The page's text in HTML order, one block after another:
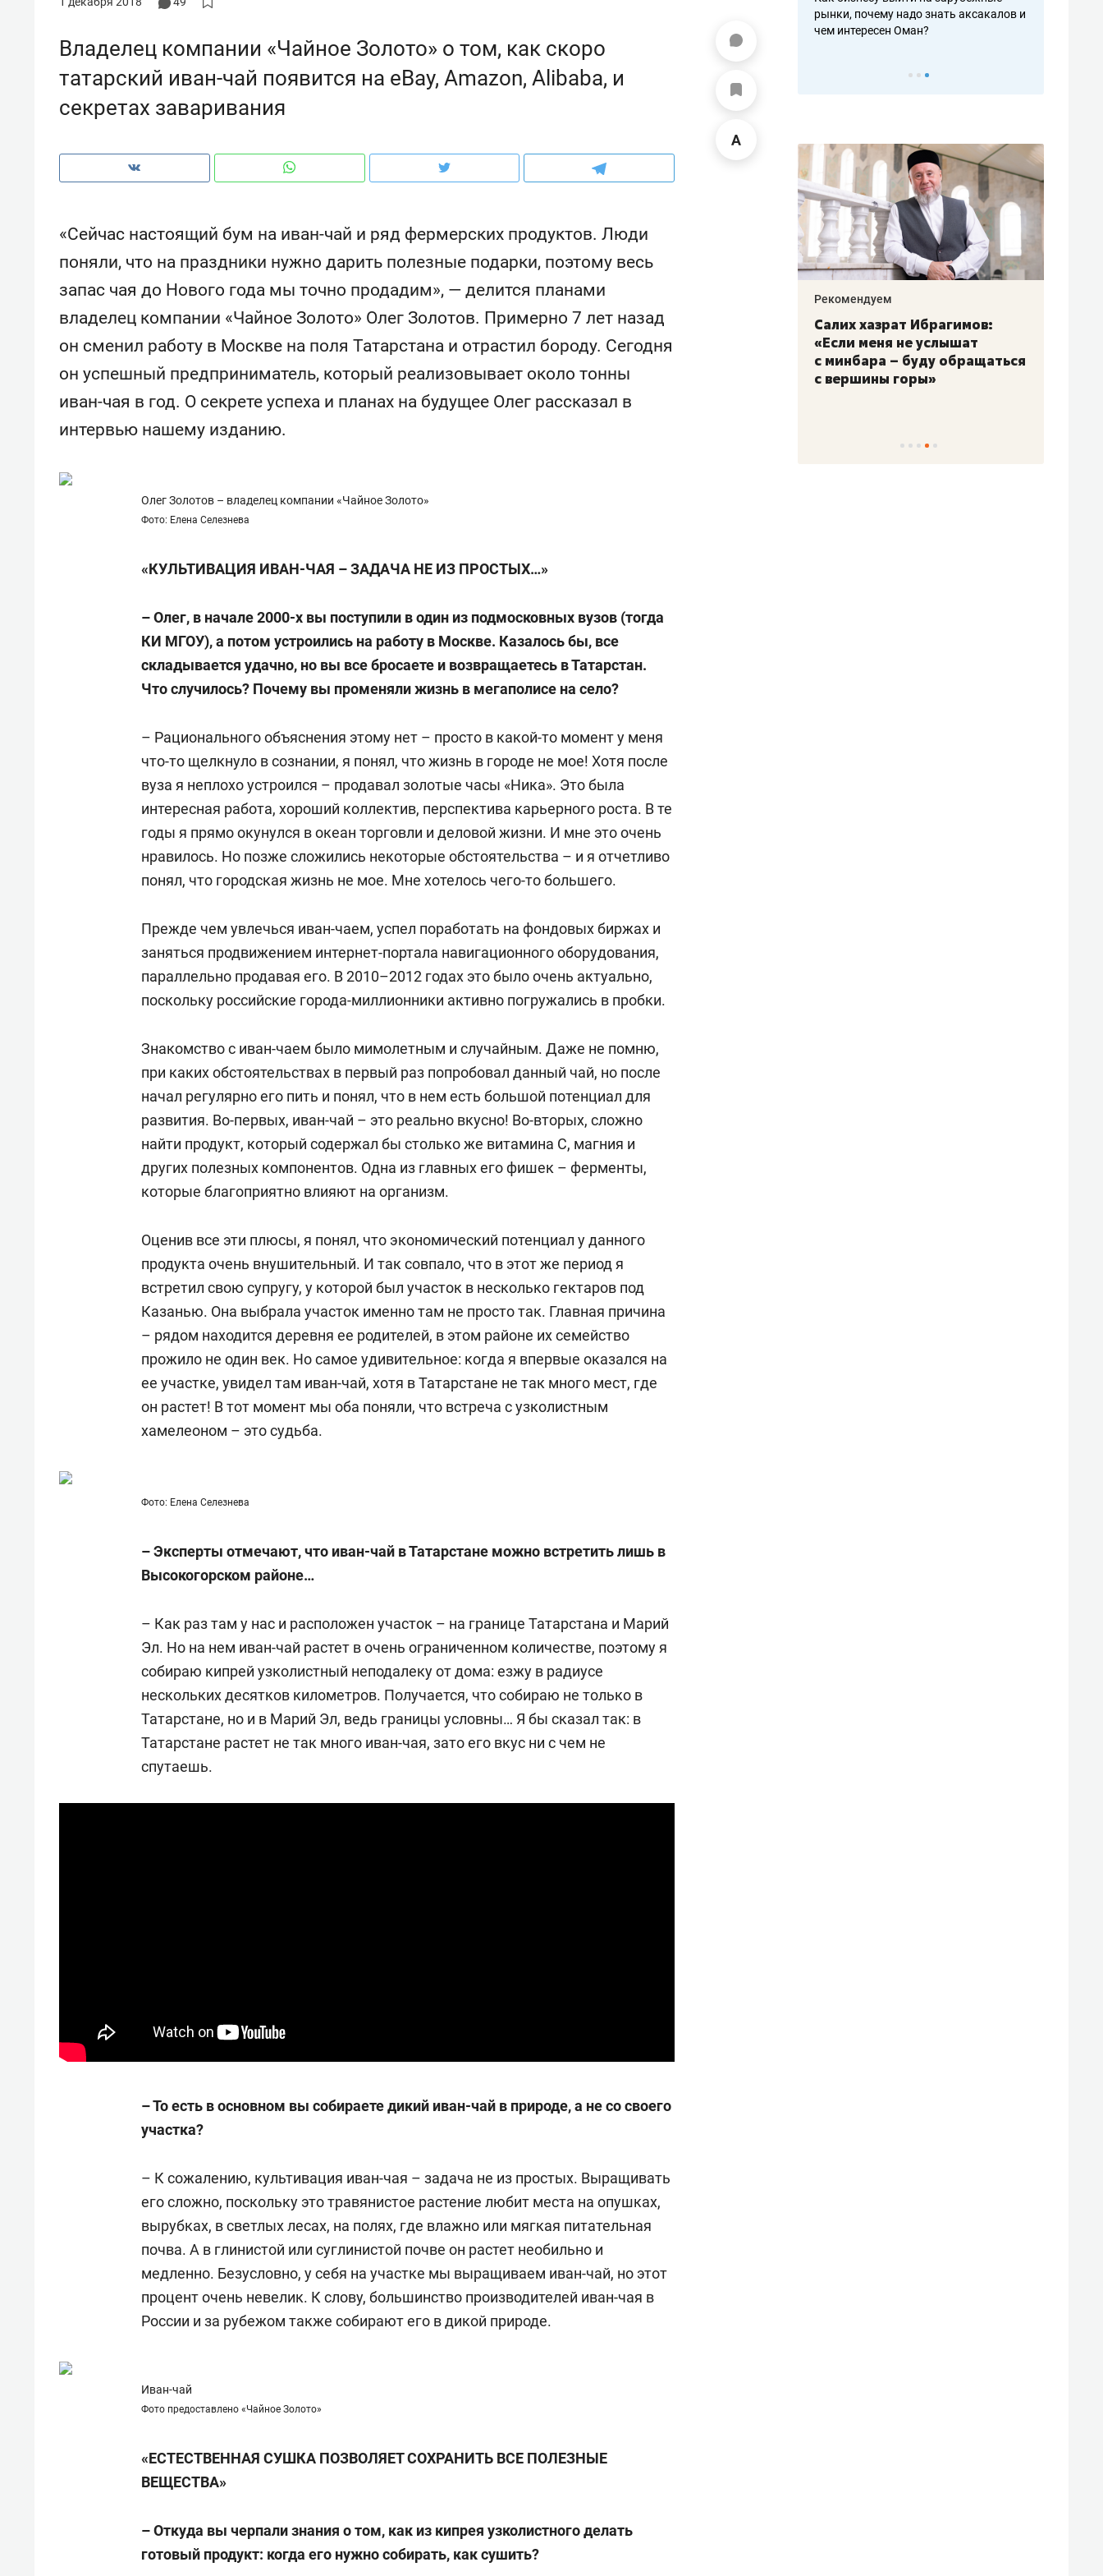
Владелец компании «Чайное Золото» о том, как скоро
татарский иван-чай появится на eBay, Amazon, Alibaba, и
секретах заваривания
«Сейчас настоящий бум на иван-чай и ряд фермерских продуктов. Люди
поняли, что на праздники нужно дарить полезные подарки, поэтому весь
запас чая до Нового года мы точно продадим», — делится планами
владелец компании «Чайное Золото» Олег Золотов. Примерно 7 лет назад
он сменил работу в Москве на поля Татарстана и отрастил бороду. Сегодня
он успешный предприниматель, который реализовывает около тонны
иван-чая в год. О секрете успеха и планах на будущее Олег рассказал в
интервью нашему изданию.
Олег Золотов – владелец компании «Чайное Золото»
Фото: Елена Селезнева
«КУЛЬТИВАЦИЯ ИВАН-ЧАЯ – ЗАДАЧА НЕ ИЗ ПРОСТЫХ…»
– Олег, в начале 2000-х вы поступили в один из подмосковных вузов (тогда
КИ МГОУ), а потом устроились на работу в Москве. Казалось бы, все
складывается удачно, но вы все бросаете и возвращаетесь в Татарстан.
Что случилось? Почему вы променяли жизнь в мегаполисе на село?
– Рационального объяснения этому нет – просто в какой-то момент у меня
что-то щелкнуло в сознании, я понял, что жизнь в городе не мое! Хотя после
вуза я неплохо устроился – продавал золотые часы «Ника». Это была
интересная работа, хороший коллектив, перспектива карьерного роста. В те
годы я прямо окунулся в океан торговли и деловой жизни. И мне это очень
нравилось. Но позже сложились некоторые обстоятельства – и я отчетливо
понял, что городская жизнь не мое. Мне хотелось чего-то большего.
Прежде чем увлечься иван-чаем, успел поработать на фондовых биржах и
заняться продвижением интернет-портала навигационного оборудования,
параллельно продавая его. В 2010–2012 годах это было очень актуально,
поскольку российские города-миллионники активно погружались в пробки.
Знакомство с иван-чаем было мимолетным и случайным. Даже не помню,
при каких обстоятельствах в первый раз попробовал данный чай, но после
начал регулярно его пить и понял, что в нем есть большой потенциал для
развития. Во-первых, иван-чай – это реально вкусно! Во-вторых, сложно
найти продукт, который содержал бы столько же витамина C, магния и
других полезных компонентов. Одна из главных его фишек – ферменты,
которые благоприятно влияют на организм.
Оценив все эти плюсы, я понял, что экономический потенциал у данного
продукта очень внушительный. И так совпало, что в этот же период я
встретил свою супругу, у которой был участок в несколько гектаров под
Казанью. Она выбрала участок именно там не просто так. Главная причина
– рядом находится деревня ее родителей, в этом районе их семейство
прожило не один век. Но самое удивительное: когда я впервые оказался на
ее участке, увидел там иван-чай, хотя в Татарстане не так много мест, где
он растет! В тот момент мы оба поняли, что встреча с узколистным
хамелеоном – это судьба.
Фото: Елена Селезнева
– Эксперты отмечают, что иван-чай в Татарстане можно встретить лишь в
Высокогорском районе…
– Как раз там у нас и расположен участок – на границе Татарстана и Марий
Эл. Но на нем иван-чай растет в очень ограниченном количестве, поэтому я
собираю кипрей узколистный неподалеку от дома: езжу в радиусе
нескольких десятков километров. Получается, что собираю не только в
Татарстане, но и в Марий Эл, ведь границы условны… Я бы сказал так: в
Татарстане растет не так много иван-чая, зато его вкус ни с чем не
спутаешь.
– То есть в основном вы собираете дикий иван-чай в природе, а не со своего
участка?
– К сожалению, культивация иван-чая – задача не из простых. Выращивать
его сложно, поскольку это травянистое растение любит места на опушках,
вырубках, в светлых лесах, на полях, где влажно или мягкая питательная
почва. А в глинистой или суглинистой почве он растет необильно и
медленно. Безусловно, у себя на участке мы выращиваем иван-чай, но этот
процент очень невелик. К слову, большинство производителей иван-чая в
России и за рубежом также собирают его в дикой природе.
Иван-чай
Фото предоставлено «Чайное Золото»
«ЕСТЕСТВЕННАЯ СУШКА ПОЗВОЛЯЕТ СОХРАНИТЬ ВСЕ ПОЛЕЗНЫЕ
ВЕЩЕСТВА»
– Откуда вы черпали знания о том, как из кипрея узколистного делать
готовый продукт: когда его нужно собирать, как сушить?
рынки, почему надо знать аксакалов и
чем интересен Оман?
Рекомендуем
Психотерапевт «Фороса»:
«Директорский невроз» –
когда человек не считает
свою сверхнагрузку
стрессом»
Рекомендуем
Дизайнер-прораб Наталья
Наседкина: «Ремонт вместе
с мебелью за 2 миллиона –
для меня это челлендж!»
Рекомендуем
Как выжить ребенку без
гаджета и научить его
самостоятельности за 18
дней
Рекомендуем
Салих хазрат Ибрагимов:
«Если меня не услышат
с минбара – буду обращаться
с вершины горы»